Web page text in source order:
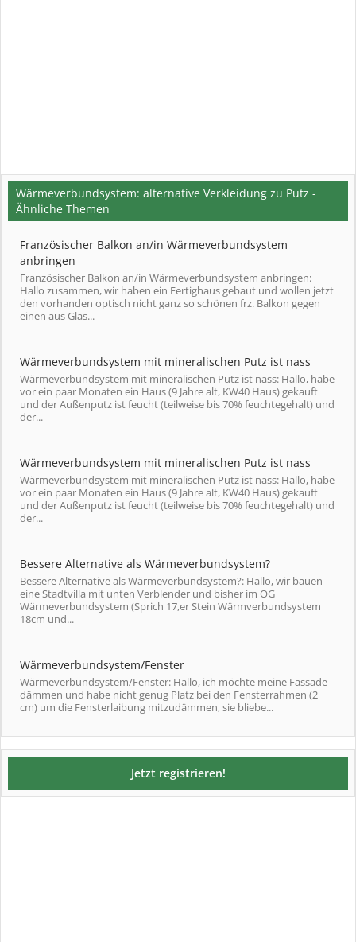
Wärmeverbundsystem: alternative Verkleidung zu Putz -
Ähnliche Themen
Französischer Balkon an/in Wärmeverbundsystem
anbringen
Französischer Balkon an/in Wärmeverbundsystem anbringen:
Hallo zusammen, wir haben ein Fertighaus gebaut und wollen jetzt
den vorhanden optisch nicht ganz so schönen frz. Balkon gegen
einen aus Glas...
Wärmeverbundsystem mit mineralischen Putz ist nass
Wärmeverbundsystem mit mineralischen Putz ist nass: Hallo, habe
vor ein paar Monaten ein Haus (9 Jahre alt, KW40 Haus) gekauft
und der Außenputz ist feucht (teilweise bis 70% feuchtegehalt) und
der...
Wärmeverbundsystem mit mineralischen Putz ist nass
Wärmeverbundsystem mit mineralischen Putz ist nass: Hallo, habe
vor ein paar Monaten ein Haus (9 Jahre alt, KW40 Haus) gekauft
und der Außenputz ist feucht (teilweise bis 70% feuchtegehalt) und
der...
Bessere Alternative als Wärmeverbundsystem?
Bessere Alternative als Wärmeverbundsystem?: Hallo, wir bauen
eine Stadtvilla mit unten Verblender und bisher im OG
Wärmeverbundsystem (Sprich 17,er Stein Wärmverbundsystem
18cm und...
Wärmeverbundsystem/Fenster
Wärmeverbundsystem/Fenster: Hallo, ich möchte meine Fassade
dämmen und habe nicht genug Platz bei den Fensterrahmen (2
cm) um die Fensterlaibung mitzudämmen, sie bliebe...
Jetzt registrieren!